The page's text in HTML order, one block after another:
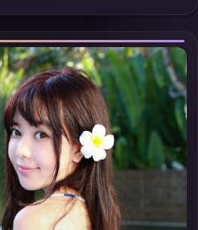
高清在线追剧体验。
▶